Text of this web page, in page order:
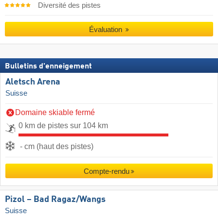
Diversité des pistes
Évaluation
Bulletins d'enneigement
Aletsch Arena
Suisse
Domaine skiable fermé
0 km de pistes sur 104 km
- cm (haut des pistes)
Compte-rendu
Pizol – Bad Ragaz/​Wangs
Suisse